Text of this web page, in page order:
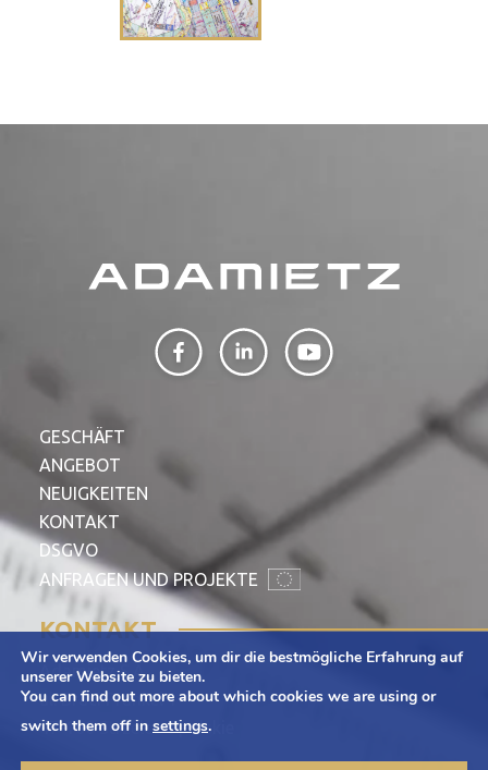
GESCHÄFT
ANGEBOT
NEUIGKEITEN
KONTAKT
DSGVO
ANFRAGEN UND PROJEKTE
KONTAKT
Adamietz S.A.
ul. Braci Prankel 1
47-100 Strzelce Opolskie
Wir verwenden Cookies, um dir die bestmögliche Erfahrung auf
unserer Website zu bieten.
You can find out more about which cookies we are using or
switch them off in settings.